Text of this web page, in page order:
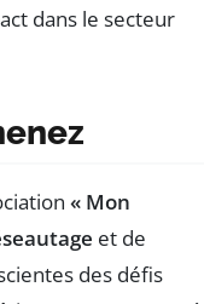
dans le secteur
« Mon
et de
des défis